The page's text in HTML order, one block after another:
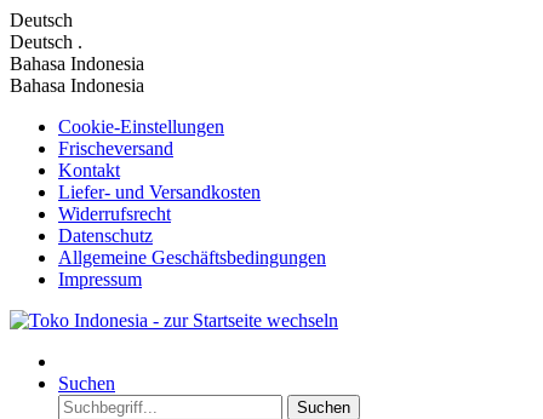
Deutsch
Deutsch .
Bahasa Indonesia
Bahasa Indonesia
Cookie-Einstellungen
Frischeversand
Kontakt
Liefer- und Versandkosten
Widerrufsrecht
Datenschutz
Allgemeine Geschäftsbedingungen
Impressum
Suchen
Suchen